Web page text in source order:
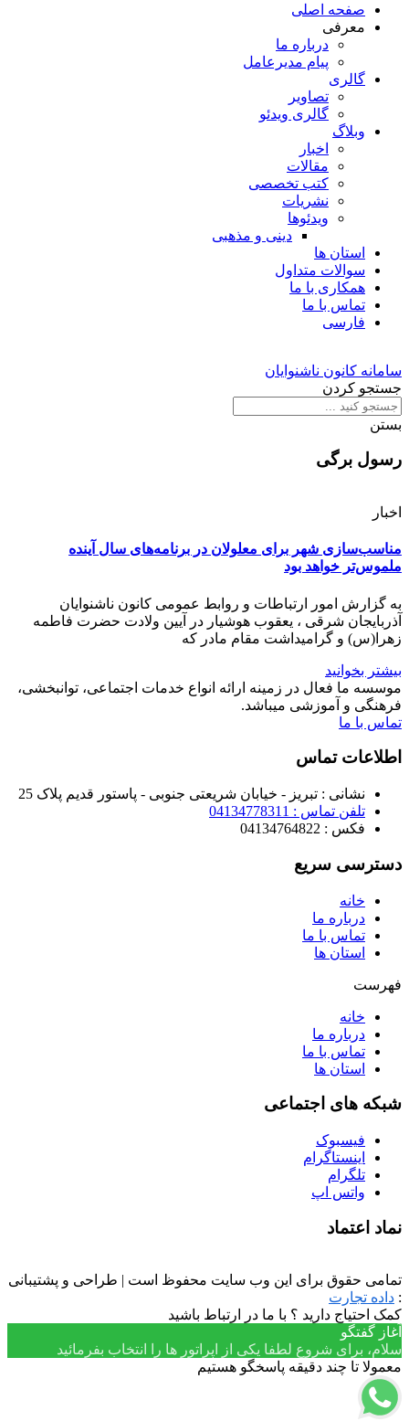
صفحه اصلی
معرفی
درباره ما
پیام مدیرعامل
گالری
تصاویر
گالری ویدئو
وبلاگ
اخبار
مقالات
کتب تخصصی
نشریات
ویدئوها
دینی و مذهبی
استان ها
سوالات متداول
همکاری با ما
تماس با ما
فارسی
سامانه کانون ناشنوایان
جستجو کردن
بستن
رسول برگی
اخبار
مناسب‌سازی شهر برای معلولان در برنامه‌های سال آینده
ملموس‌تر خواهد بود
به گزارش امور ارتباطات و روابط عمومی کانون ناشنوایان
آذربایجان شرقی ، یعقوب هوشیار در آیین ولادت حضرت فاطمه
زهرا(س) و گرامیداشت مقام مادر که
بیشتر بخوانید
موسسه ما فعال در زمینه ارائه انواع خدمات اجتماعی، توانبخشی،
فرهنگی و آموزشی میباشد.
تماس با ما
اطلاعات تماس
نشانی : تبریز - خیابان شریعتی جنوبی - پاستور قدیم پلاک 25
تلفن تماس : 04134778311
فکس : 04134764822
دسترسی سریع
خانه
درباره ما
تماس با ما
استان ها
فهرست
خانه
درباره ما
تماس با ما
استان ها
شبکه های اجتماعی
فیسبوک
اینستاگرام
تلگرام
واتس اپ
نماد اعتماد
تمامی حقوق برای این وب سایت محفوظ است | طراحی و پشتیبانی
: داده تجارت
کمک احتیاج دارید ؟ با ما در ارتباط باشید
آغاز گفتگو
سلام، برای شروع لطفا یکی از اپراتور ها را انتخاب بفرمائید
معمولا تا چند دقیقه پاسخگو هستیم